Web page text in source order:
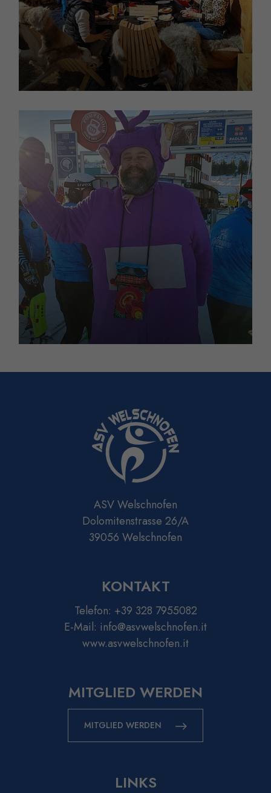
ASV Welschnofen
Dolomitenstrasse 26/A
39056 Welschnofen
KONTAKT
Telefon: +39 328 7955082
E-Mail: info@asvwelschnofen.it
www.asvwelschnofen.it
MITGLIED WERDEN
MITGLIED WERDEN
LINKS